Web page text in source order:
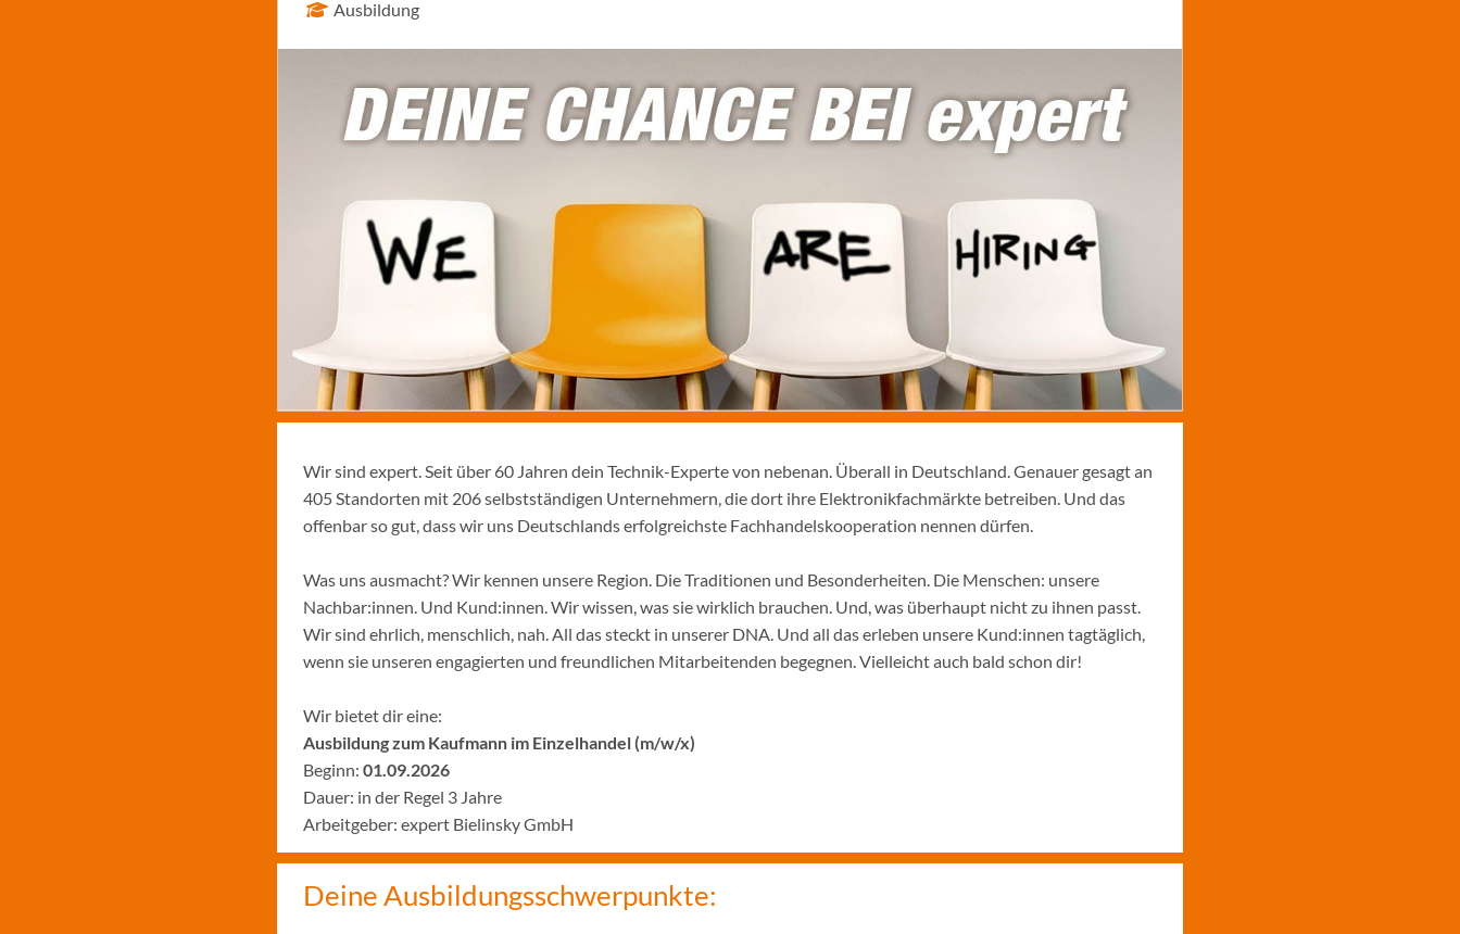
Ausbildung
Wir sind expert. Seit über 60 Jahren dein Technik-Experte von nebenan. Überall in Deutschland. Genauer gesagt an
405 Standorten mit 206 selbstständigen Unternehmern, die dort ihre Elektronikfachmärkte betreiben. Und das
offenbar so gut, dass wir uns Deutschlands erfolgreichste Fachhandelskooperation nennen dürfen.
Was uns ausmacht? Wir kennen unsere Region. Die Traditionen und Besonderheiten. Die Menschen: unsere
Nachbar:innen. Und Kund:innen. Wir wissen, was sie wirklich brauchen. Und, was überhaupt nicht zu ihnen passt.
Wir sind ehrlich, menschlich, nah. All das steckt in unserer DNA. Und all das erleben unsere Kund:innen tagtäglich,
wenn sie unseren engagierten und freundlichen Mitarbeitenden begegnen. Vielleicht auch bald schon dir!
Wir bietet dir eine:
Ausbildung zum Kaufmann im Einzelhandel (m/w/x)
Beginn: 01.09.2026
Dauer: in der Regel 3 Jahre
Arbeitgeber: expert Bielinsky GmbH
Deine Ausbildungsschwerpunkte: